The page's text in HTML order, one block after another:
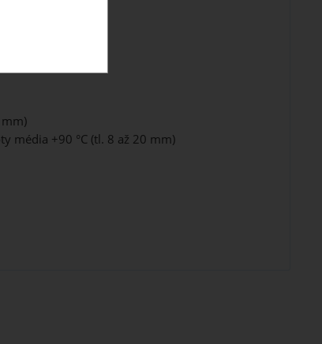
média +90 °C (tl. 8 až 20 mm)